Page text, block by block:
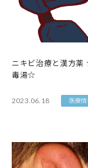
ニキビ治療と漢方
毒湯☆
2023.06.18 医療情